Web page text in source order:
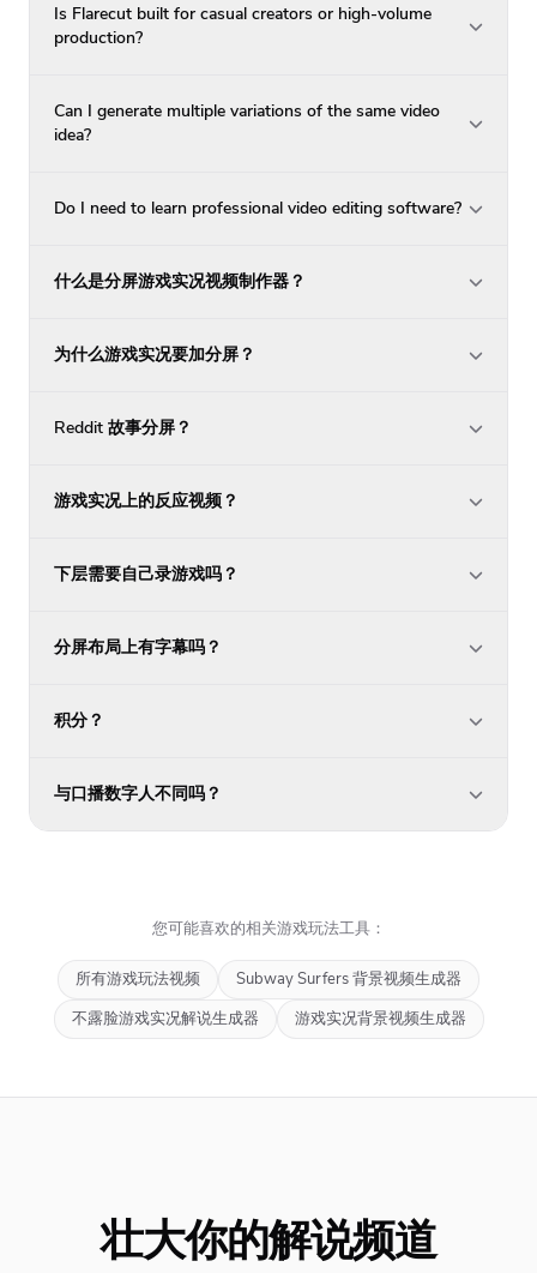
Is Flarecut built for casual creators or high-volume
production?
Can I generate multiple variations of the same video
idea?
Do I need to learn professional video editing software?
什么是分屏游戏实况视频制作器？
为什么游戏实况要加分屏？
Reddit 故事分屏？
游戏实况上的反应视频？
下层需要自己录游戏吗？
分屏布局上有字幕吗？
积分？
与口播数字人不同吗？
您可能喜欢的相关游戏玩法工具：
所有游戏玩法视频
Subway Surfers 背景视频生成器
不露脸游戏实况解说生成器
游戏实况背景视频生成器
壮大你的解说频道